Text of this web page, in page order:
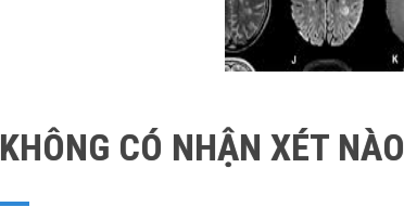
KHÔNG CÓ NHẬN XÉT NÀO